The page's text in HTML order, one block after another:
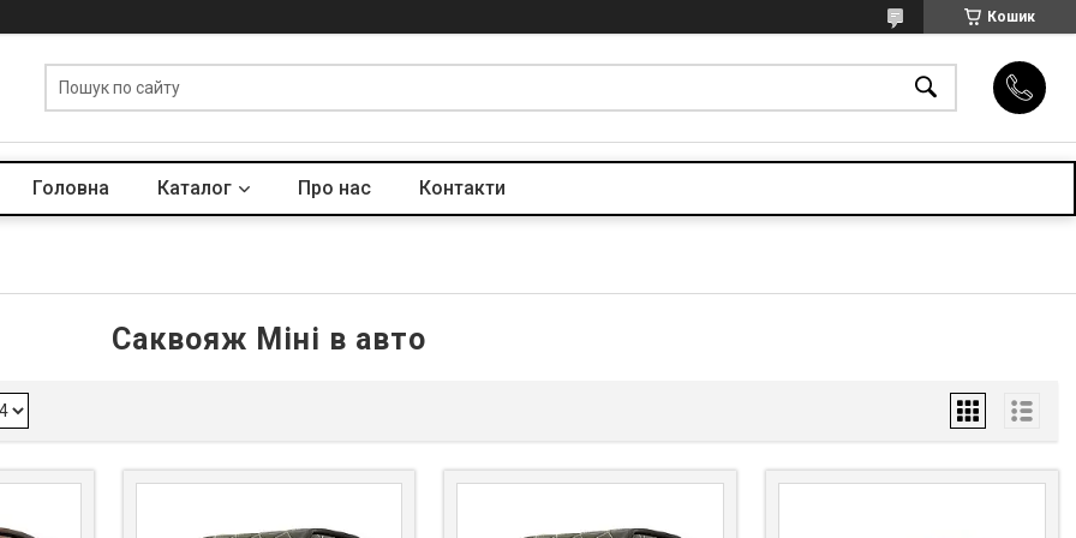
Кошик
Головна Каталог Про нас Контакти
Саквояж Міні в авто